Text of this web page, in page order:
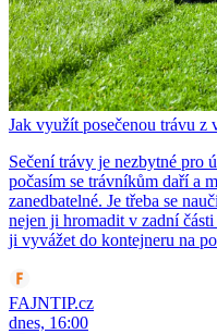
Jak využít posečenou trávu z
Sečení trávy je nezbytné pro
počasím se trávníkům daří a
zanedbatelné. Je třeba se
nejen ji hromadit v zadní
ji vyvážet do kontejneru na
FAJNTIP.cz
dnes, 16:00